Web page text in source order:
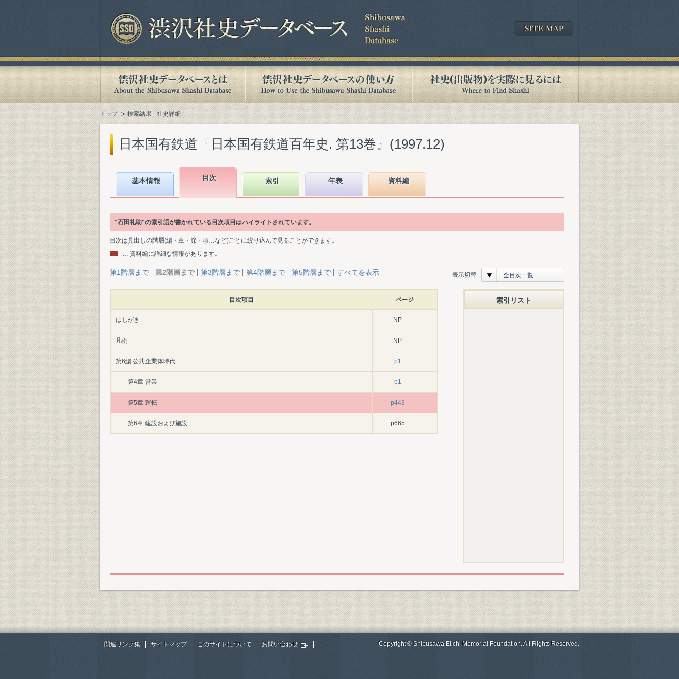
トップ 検索結果 - 社史詳細
日本国有鉄道『日本国有鉄道百年史. 第13巻』(1997.12)
基本情報 目次 索引 年表 資料編
"石田礼助"の索引語が書かれている目次項目はハイライトされています。
目次は見出しの階層(編・章・節・項…など)ごとに絞り込んで見ることができます。
… 資料編に詳細な情報があります。
第1階層まで 第2階層まで 第3階層まで 第4階層まで 第5階層まで すべてを表示 表示切替 全目次一覧
目次項目 ページ
はしがき NP
凡例 NP
第6編 公共企業体時代 p1
第4章 営業 p1
第5章 運転 p443
第6章 建設および施設 p665
索引リスト
関連リンク集 サイトマップ このサイトについて お問い合わせ Copyright © Shibusawa Eiichi Memorial Foundation. All Rights Reserved.